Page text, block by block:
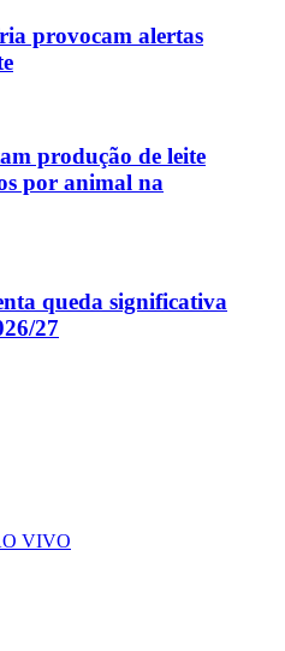
provocam alertas
produção de leite
por animal na
queda significativa
27
VIVO